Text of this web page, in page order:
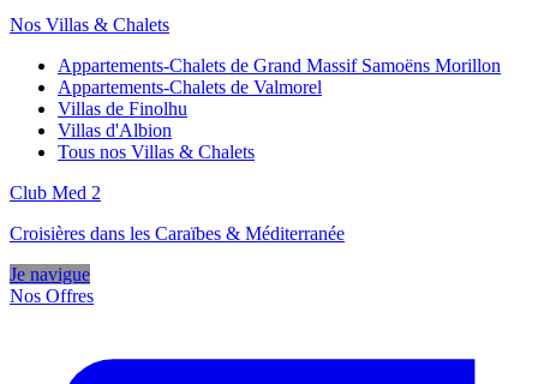
Nos Villas & Chalets
Appartements-Chalets de Grand Massif Samoëns Morillon
Appartements-Chalets de Valmorel
Villas de Finolhu
Villas d'Albion
Tous nos Villas & Chalets
Club Med 2
Croisières dans les Caraïbes & Méditerranée
Je navigue
Nos Offres